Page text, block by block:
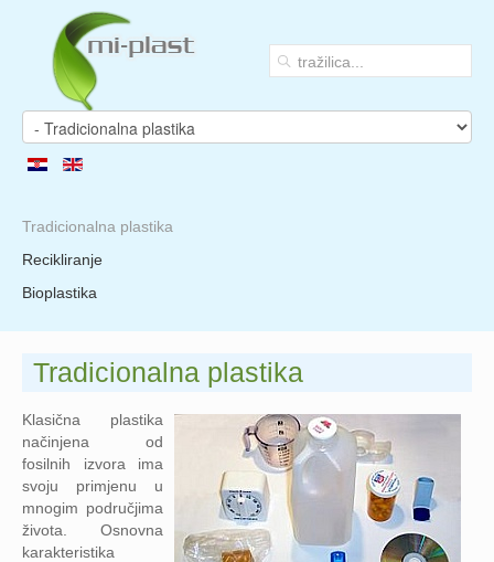
Tradicionalna plastika
Recikliranje
Bioplastika
Tradicionalna plastika
Klasična plastika
načinjena od
fosilnih izvora ima
svoju primjenu u
mnogim područjima
života. Osnovna
karakteristika